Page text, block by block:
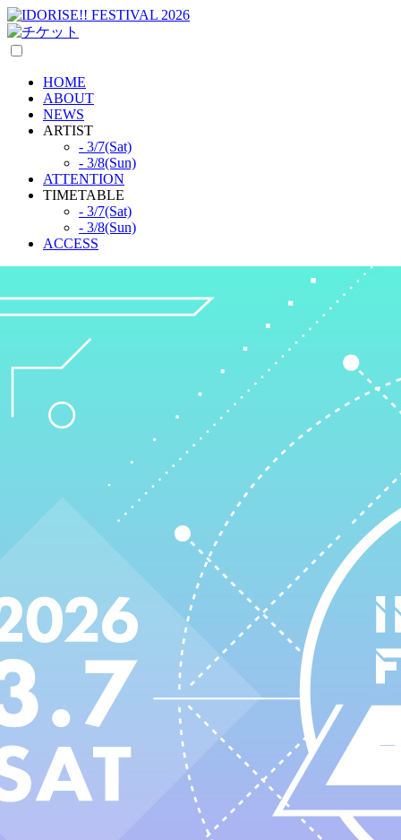
HOME
ABOUT
NEWS
ARTIST
- 3/7(Sat)
- 3/8(Sun)
ATTENTION
TIMETABLE
- 3/7(Sat)
- 3/8(Sun)
ACCESS